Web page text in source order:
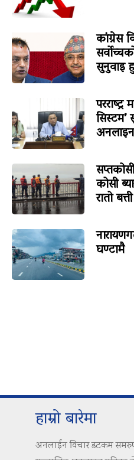
कांग्रेस
सुनुवाइ
कोसी
रातो
घण्टामै
हाम्रो बारेमा
अनलाईन विचार डटकम समरुप